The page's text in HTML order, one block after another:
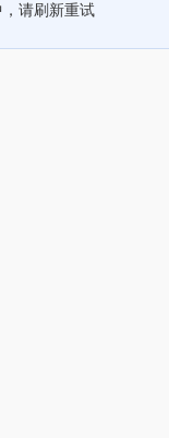
请刷新重试